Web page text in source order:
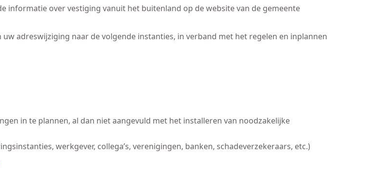
informatie over vestiging vanuit het buitenland op de website van de gemeente
adreswijziging naar de volgende instanties, in verband met het regelen en inplannen
in te plannen, al dan niet aangevuld met het installeren van noodzakelijke
werkgever, collega’s, verenigingen, banken, schadeverzekeraars, etc.)